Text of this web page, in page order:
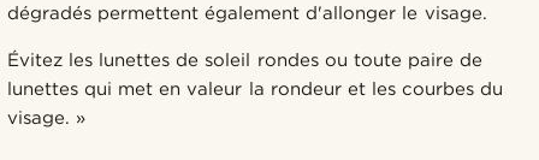
dégradés permettent également d'allonger le visage.
Évitez les lunettes de soleil rondes ou toute paire de
lunettes qui met en valeur la rondeur et les courbes du
visage. »